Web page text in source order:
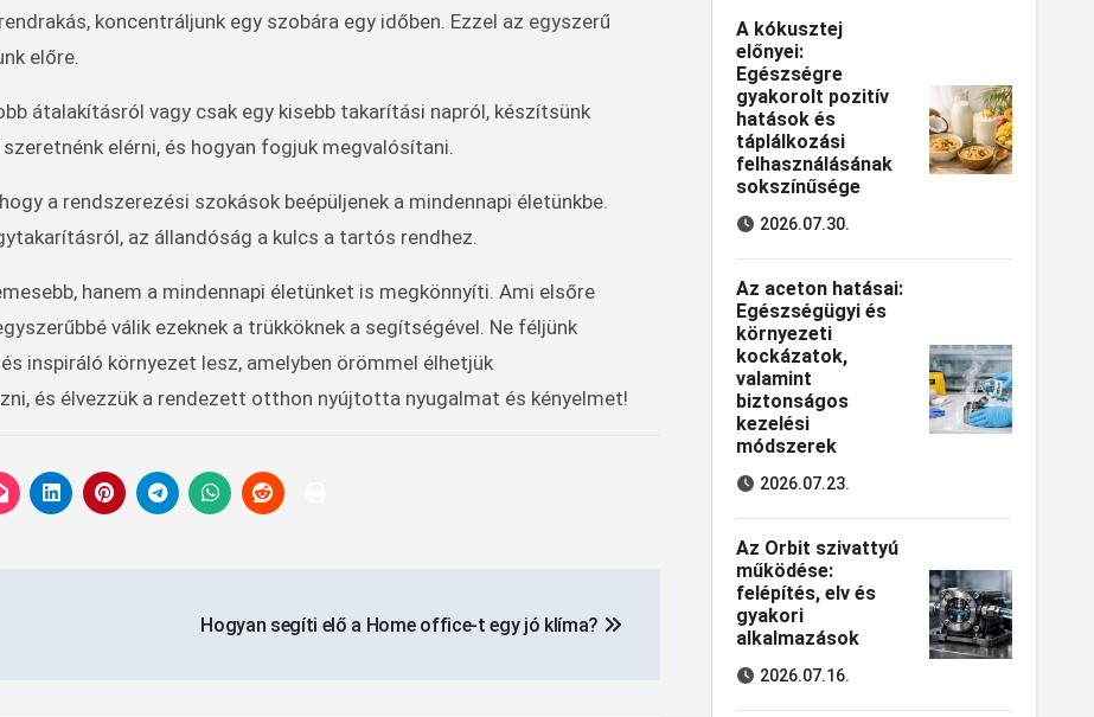
koncentráljunk egy szobára egy időben. Ezzel az egyszerű
előre.
átalakításról vagy csak egy kisebb takarítási napról, készítsünk
elérni, és hogyan fogjuk megvalósítani.
a rendszerezési szokások beépüljenek a mindennapi életünkbe.
az állandóság a kulcs a tartós rendhez.
hanem a mindennapi életünket is megkönnyíti. Ami elsőre
válik ezeknek a trükköknek a segítségével. Ne féljünk
inspiráló környezet lesz, amelyben örömmel élhetjük
és élvezzük a rendezett otthon nyújtotta nyugalmat és kényelmet!
Hogyan segíti elő a Home office-t egy jó klíma?
A kókusztej
előnyei:
Egészségre
gyakorolt pozitív
hatások és
táplálkozási
felhasználásának
sokszínűsége
2026.07.30.
Az aceton hatásai:
Egészségügyi és
környezeti
kockázatok,
valamint
biztonságos
kezelési
módszerek
2026.07.23.
Az Orbit szivattyú
működése:
felépítés, elv és
gyakori
alkalmazások
2026.07.16.